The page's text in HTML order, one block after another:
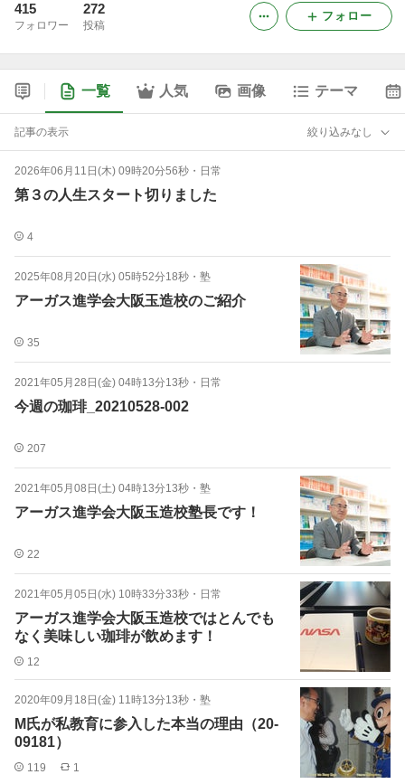
415
フォロワー
272
投稿
フォロー
一覧 人気 画像 テーマ
記事の表示 絞り込みなし
2026年06月11日(木) 09時20分56秒 ・ 日常
第３の人生スタート切りました
4
2025年08月20日(水) 05時52分18秒 ・ 塾
アーガス進学会大阪玉造校のご紹介
35
2021年05月28日(金) 04時13分13秒 ・ 日常
今週の珈琲_20210528-002
207
2021年05月08日(土) 04時13分13秒 ・ 塾
アーガス進学会大阪玉造校塾長です！
22
2021年05月05日(水) 10時33分33秒 ・ 日常
アーガス進学会大阪玉造校ではとんでも
なく美味しい珈琲が飲めます！
12
2020年09月18日(金) 11時13分13秒 ・ 塾
M氏が私教育に参入した本当の理由（20-
09181）
119 1